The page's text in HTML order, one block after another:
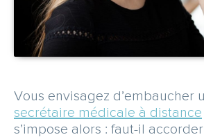
Vous envisagez d’embaucher
secrétaire médicale à distance
s’impose alors : faut-il
OBTENEZ UN DEVIS
Espace abonné